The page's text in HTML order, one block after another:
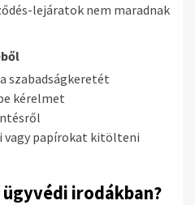
lejáratok nem maradnak
szabadságkeretét
kérelmet
vagy papírokat kitölteni
irodákban?